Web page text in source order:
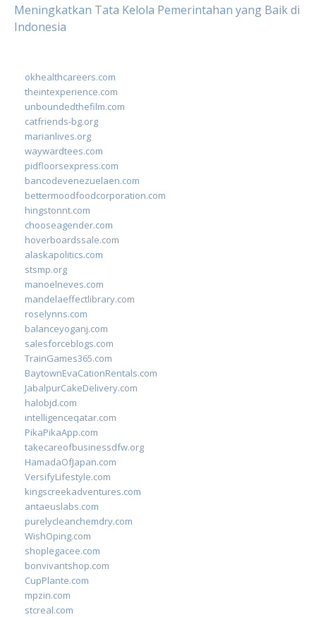
Meningkatkan Tata Kelola Pemerintahan yang Baik di
Indonesia
okhealthcareers.com
theintexperience.com
unboundedthefilm.com
catfriends-bg.org
marianlives.org
waywardtees.com
pidfloorsexpress.com
bancodevenezuelaen.com
bettermoodfoodcorporation.com
hingstonnt.com
chooseagender.com
hoverboardssale.com
alaskapolitics.com
stsmp.org
manoelneves.com
mandelaeffectlibrary.com
roselynns.com
balanceyoganj.com
salesforceblogs.com
TrainGames365.com
BaytownEvaCationRentals.com
JabalpurCakeDelivery.com
halobjd.com
intelligenceqatar.com
PikaPikaApp.com
takecareofbusinessdfw.org
HamadaOfJapan.com
VersifyLifestyle.com
kingscreekadventures.com
antaeuslabs.com
purelycleanchemdry.com
WishOping.com
shoplegacee.com
bonvivantshop.com
CupPlante.com
mpzin.com
stcreal.com